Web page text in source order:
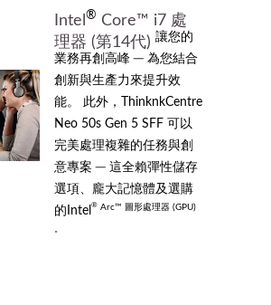
Intel ® Core™ i7 處
理器 (第14代) 讓您的
業務再創高峰 ─ 為您結合
創新與生產力來提升效
能。 此外，ThinknkCentre
Neo 50s Gen 5 SFF 可以
完美處理複雜的任務與創
意專案 ─ 這全賴彈性儲存
選項、龐大記憶體及選購
的Intel
® Arc™ 圖形處理器 (GPU)
。